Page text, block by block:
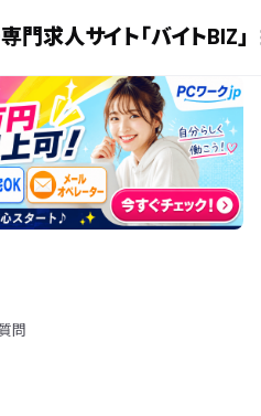
門求人サイト「バイトBIZ」
問